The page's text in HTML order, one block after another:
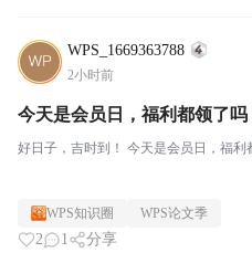
WPS_1669363788
2小时前
今天是会员日，福利都领了吗
好日子，吉时到！ 今天是会员日
WPS知识圈 WPS论文季
2 1 分享